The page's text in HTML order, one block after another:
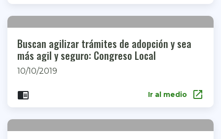
Buscan agilizar trámites de adopción y sea
más agil y seguro: Congreso Local
10/10/2019
chrome_reader_mode Ir al medio open_in_new